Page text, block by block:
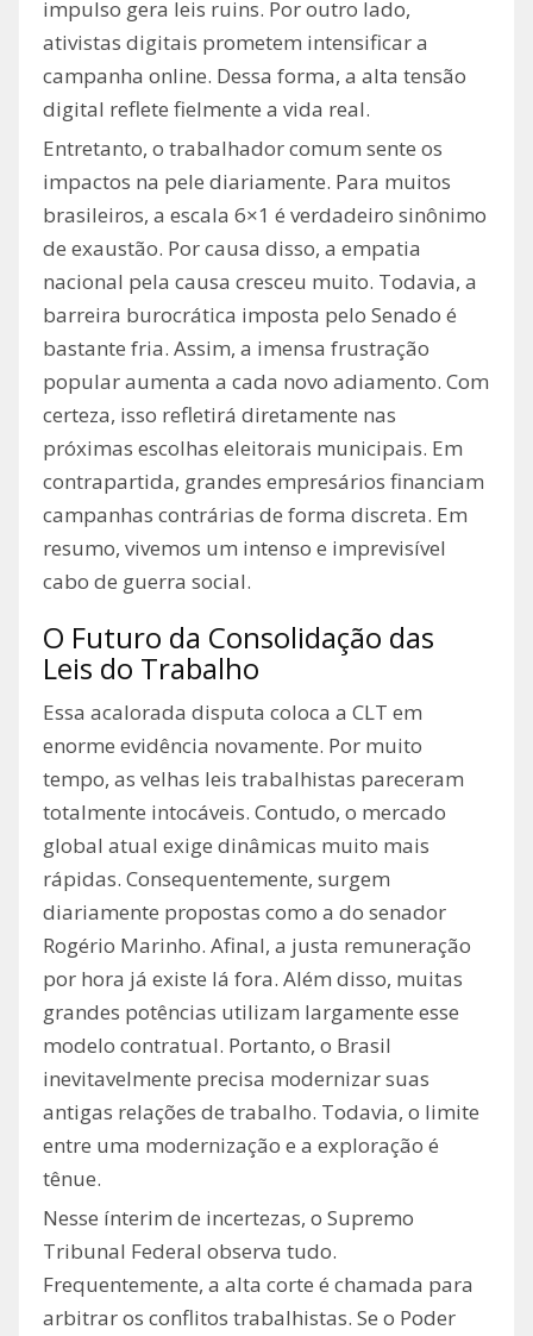
impulso gera leis ruins. Por outro lado,
ativistas digitais prometem intensificar a
campanha online. Dessa forma, a alta tensão
digital reflete fielmente a vida real.
Entretanto, o trabalhador comum sente os
impactos na pele diariamente. Para muitos
brasileiros, a escala 6×1 é verdadeiro sinônimo
de exaustão. Por causa disso, a empatia
nacional pela causa cresceu muito. Todavia, a
barreira burocrática imposta pelo Senado é
bastante fria. Assim, a imensa frustração
popular aumenta a cada novo adiamento. Com
certeza, isso refletirá diretamente nas
próximas escolhas eleitorais municipais. Em
contrapartida, grandes empresários financiam
campanhas contrárias de forma discreta. Em
resumo, vivemos um intenso e imprevisível
cabo de guerra social.
O Futuro da Consolidação das
Leis do Trabalho
Essa acalorada disputa coloca a CLT em
enorme evidência novamente. Por muito
tempo, as velhas leis trabalhistas pareceram
totalmente intocáveis. Contudo, o mercado
global atual exige dinâmicas muito mais
rápidas. Consequentemente, surgem
diariamente propostas como a do senador
Rogério Marinho. Afinal, a justa remuneração
por hora já existe lá fora. Além disso, muitas
grandes potências utilizam largamente esse
modelo contratual. Portanto, o Brasil
inevitavelmente precisa modernizar suas
antigas relações de trabalho. Todavia, o limite
entre uma modernização e a exploração é
tênue.
Nesse ínterim de incertezas, o Supremo
Tribunal Federal observa tudo.
Frequentemente, a alta corte é chamada para
arbitrar os conflitos trabalhistas. Se o Poder